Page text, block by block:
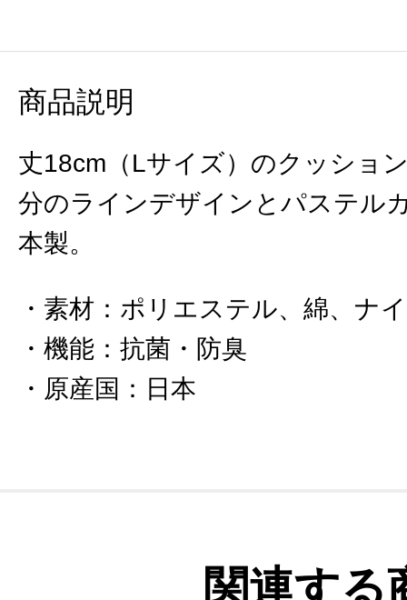
商品説明
丈18cm（Lサイズ）のクッショ
分のラインデザインとパステル
本製。
素材 ： ポリエステル、綿、ナ
機能 ： 抗菌・防臭
原産国 ： 日本
関連する